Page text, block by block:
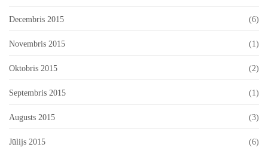
Decembris 2015 (6)
Novembris 2015 (1)
Oktobris 2015 (2)
Septembris 2015 (1)
Augusts 2015 (3)
Jūlijs 2015 (6)